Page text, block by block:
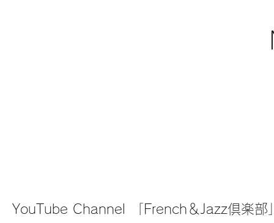
YouTube Channel 「French＆Jazz倶楽